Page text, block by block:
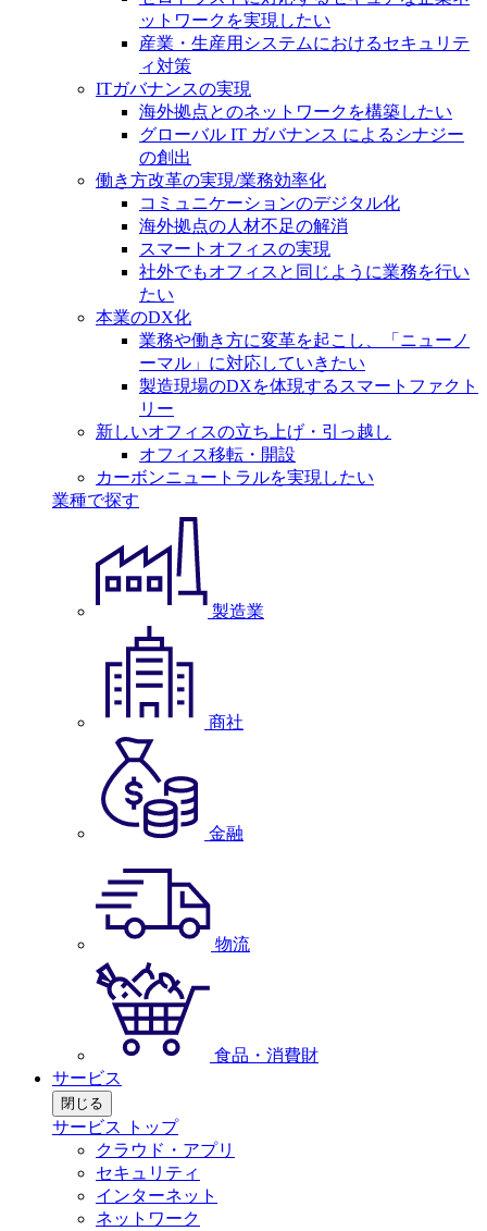
ットワークを実現したい
産業・生産用システムにおけるセキュリテ
ィ対策
ITガバナンスの実現
海外拠点とのネットワークを構築したい
グローバル IT ガバナンス によるシナジー
の創出
働き方改革の実現/業務効率化
コミュニケーションのデジタル化
海外拠点の人材不足の解消
スマートオフィスの実現
社外でもオフィスと同じように業務を行い
たい
本業のDX化
業務や働き方に変革を起こし、「ニューノ
ーマル」に対応していきたい
製造現場のDXを体現するスマートファクト
リー
新しいオフィスの立ち上げ・引っ越し
オフィス移転・開設
カーボンニュートラルを実現したい
業種で探す
製造業
商社
金融
物流
食品・消費財
サービス
閉じる
サービス トップ
クラウド・アプリ
セキュリティ
インターネット
ネットワーク